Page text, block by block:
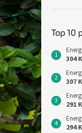
Top 10
304
307
291
294